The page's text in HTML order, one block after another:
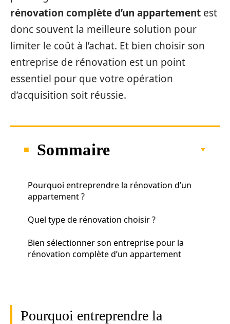
rénovation complète d’un appartement est
donc souvent la meilleure solution pour
limiter le coût à l’achat. Et bien choisir son
entreprise de rénovation est un point
essentiel pour que votre opération
d’acquisition soit réussie.
Sommaire
Pourquoi entreprendre la rénovation d’un
appartement ?
Quel type de rénovation choisir ?
Bien sélectionner son entreprise pour la
rénovation complète d’un appartement
Pourquoi entreprendre la